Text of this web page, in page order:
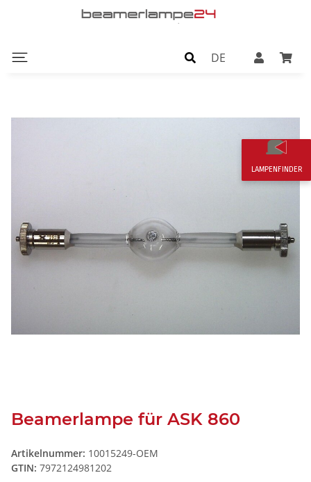
DE
Beamerlampe für ASK 860
Artikelnummer: 10015249-OEM
GTIN: 7972124981202
LAMPENFINDER